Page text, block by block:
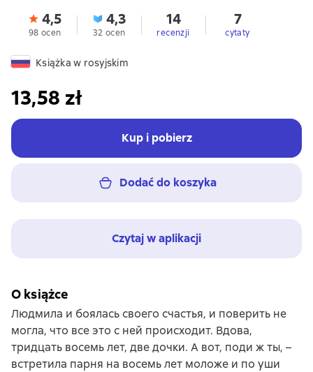
4,5
98 ocen
4,3
32 ocen
14
recenzji
7
cytaty
Książka w rosyjskim
13,58 zł
Kup i pobierz
Dodać do koszyka
Czytaj w aplikacji
O książce
Людмила и боялась своего счастья, и поверить не
могла, что все это с ней происходит. Вдова,
тридцать восемь лет, две дочки. А вот, поди ж ты, –
встретила парня на восемь лет моложе и по уши